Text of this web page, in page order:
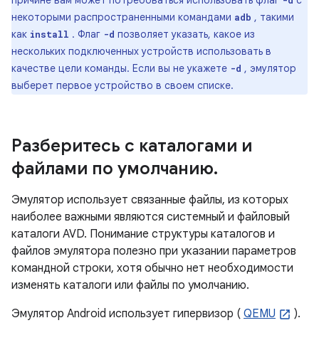
некоторыми распространенными командами adb , такими
как install . Флаг -d позволяет указать, какое из
нескольких подключенных устройств использовать в
качестве цели команды. Если вы не укажете -d , эмулятор
выберет первое устройство в своем списке.
Разберитесь с каталогами и
файлами по умолчанию.
Эмулятор использует связанные файлы, из которых
наиболее важными являются системный и файловый
каталоги AVD. Понимание структуры каталогов и
файлов эмулятора полезно при указании параметров
командной строки, хотя обычно нет необходимости
изменять каталоги или файлы по умолчанию.
Эмулятор Android использует гипервизор ( QEMU ).